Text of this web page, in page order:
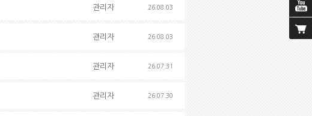
관리자 26.08.03
관리자 26.08.03
관리자 26.07.31
관리자 26.07.30